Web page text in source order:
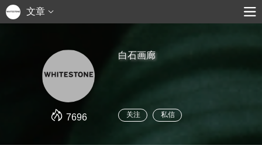
文章
7696
白石画廊
关注 私信